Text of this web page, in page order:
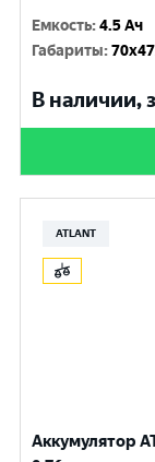
Емкость:4.5 Ач
Габариты:
В наличии,
ATLANT
Аккумулятор